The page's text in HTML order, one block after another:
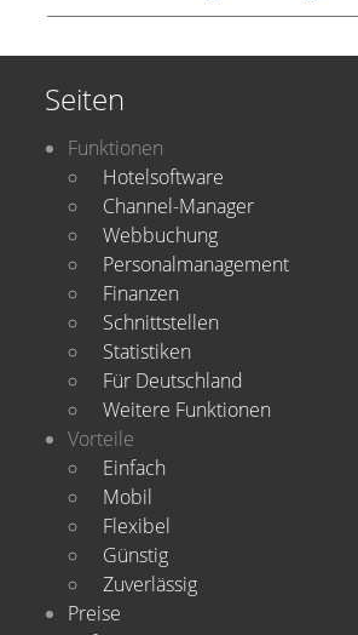
Seiten
Funktionen
Hotelsoftware
Channel-Manager
Webbuchung
Personalmanagement
Finanzen
Schnittstellen
Statistiken
Für Deutschland
Weitere Funktionen
Vorteile
Einfach
Mobil
Flexibel
Günstig
Zuverlässig
Preise